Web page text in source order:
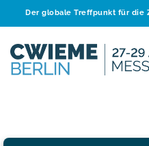
Der globale Treffpunkt für die